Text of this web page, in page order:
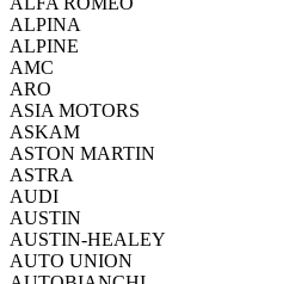
ALPINA
ALPINE
AMC
ARO
ASIA MOTORS
ASKAM
ASTON MARTIN
ASTRA
AUDI
AUSTIN
AUSTIN-HEALEY
AUTO UNION